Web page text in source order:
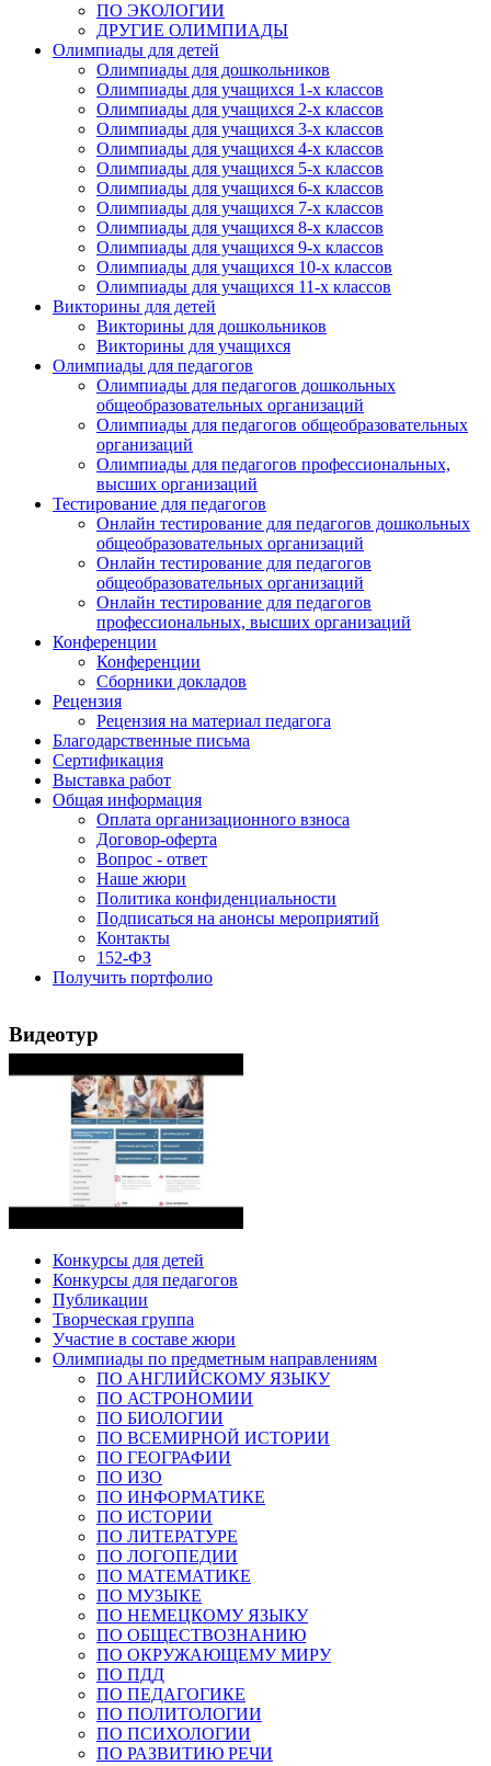
ПО ЭКОЛОГИИ
ДРУГИЕ ОЛИМПИАДЫ
Олимпиады для детей
Олимпиады для дошкольников
Олимпиады для учащихся 1-х классов
Олимпиады для учащихся 2-х классов
Олимпиады для учащихся 3-х классов
Олимпиады для учащихся 4-х классов
Олимпиады для учащихся 5-х классов
Олимпиады для учащихся 6-х классов
Олимпиады для учащихся 7-х классов
Олимпиады для учащихся 8-х классов
Олимпиады для учащихся 9-х классов
Олимпиады для учащихся 10-х классов
Олимпиады для учащихся 11-х классов
Викторины для детей
Викторины для дошкольников
Викторины для учащихся
Олимпиады для педагогов
Олимпиады для педагогов дошкольных
общеобразовательных организаций
Олимпиады для педагогов общеобразовательных
организаций
Олимпиады для педагогов профессиональных,
высших организаций
Тестирование для педагогов
Онлайн тестирование для педагогов дошкольных
общеобразовательных организаций
Онлайн тестирование для педагогов
общеобразовательных организаций
Онлайн тестирование для педагогов
профессиональных, высших организаций
Конференции
Конференции
Сборники докладов
Рецензия
Рецензия на материал педагога
Благодарственные письма
Сертификация
Выставка работ
Общая информация
Оплата организационного взноса
Договор-оферта
Вопрос - ответ
Наше жюри
Политика конфиденциальности
Подписаться на анонсы мероприятий
Контакты
152-ФЗ
Получить портфолио
Видеотур
Конкурсы для детей
Конкурсы для педагогов
Публикации
Творческая группа
Участие в составе жюри
Олимпиады по предметным направлениям
ПО АНГЛИЙСКОМУ ЯЗЫКУ
ПО АСТРОНОМИИ
ПО БИОЛОГИИ
ПО ВСЕМИРНОЙ ИСТОРИИ
ПО ГЕОГРАФИИ
ПО ИЗО
ПО ИНФОРМАТИКЕ
ПО ИСТОРИИ
ПО ЛИТЕРАТУРЕ
ПО ЛОГОПЕДИИ
ПО МАТЕМАТИКЕ
ПО МУЗЫКЕ
ПО НЕМЕЦКОМУ ЯЗЫКУ
ПО ОБЩЕСТВОЗНАНИЮ
ПО ОКРУЖАЮЩЕМУ МИРУ
ПО ПДД
ПО ПЕДАГОГИКЕ
ПО ПОЛИТОЛОГИИ
ПО ПСИХОЛОГИИ
ПО РАЗВИТИЮ РЕЧИ